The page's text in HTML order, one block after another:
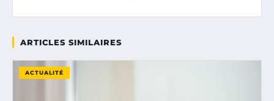
ARTICLES SIMILAIRES
ACTUALITÉ